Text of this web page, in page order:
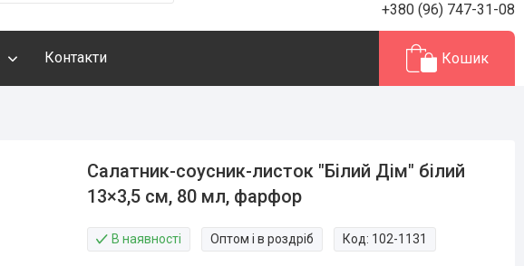
+380 (96) 747-31-08
Контакти Кошик
Салатник-соусник-листок "Білий Дім" білий
13×3,5 см, 80 мл, фарфор
В наявності Оптом і в роздріб Код: 102-1131